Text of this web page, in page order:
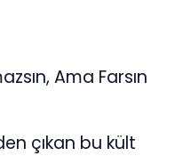
Ama Farsın
çıkan bu kült